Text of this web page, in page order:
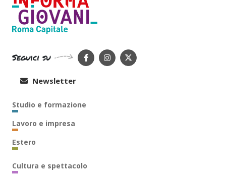
Seguici su
Newsletter
Studio e formazione
Lavoro e impresa
Estero
Cultura e spettacolo